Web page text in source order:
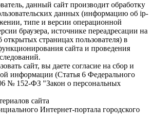
данный сайт производит обработку
данных (информацию об ip-
типе и версии операционной
браузера, источнике переадресации на
открытых страницах пользователя) в
сайта и проведения
сайт, вы даете согласие на сбор и
информации (Статья 6 Федерального
№ 152-ФЗ "Закон о персональных
сайта
Интернет-портала городского